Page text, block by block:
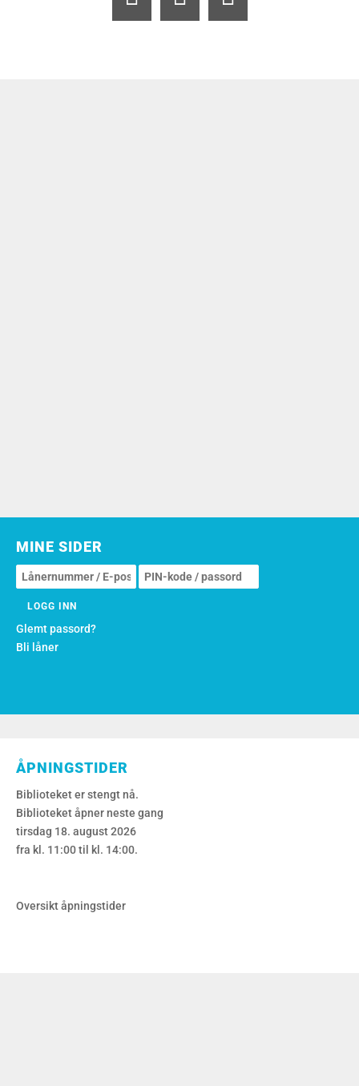
MINE SIDER
Glemt passord?
Bli låner
ÅPNINGSTIDER
Biblioteket er stengt nå.
Biblioteket åpner neste gang
tirsdag 18. august 2026
fra kl. 11:00 til kl. 14:00.
Oversikt åpningstider